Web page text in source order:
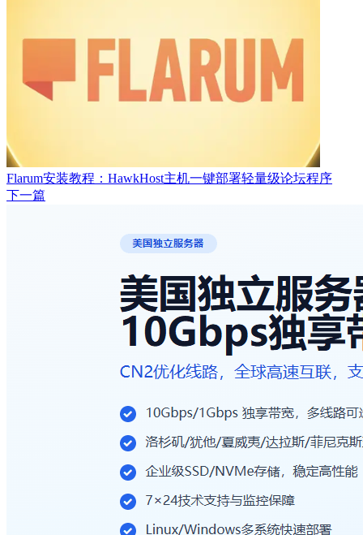
Flarum安装教程：HawkHost主机一键部署轻量级论坛程序
下一篇